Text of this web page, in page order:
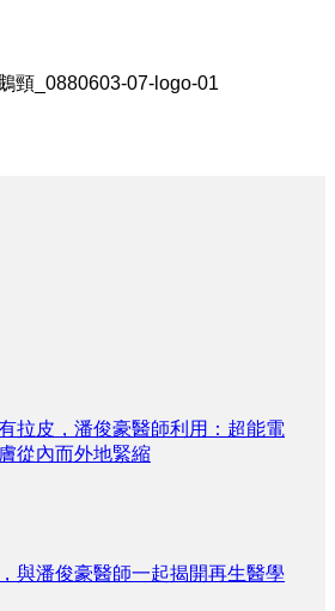
頸_0880603-07-logo-01
拉皮，潘俊豪醫師利用：超能電
從內而外地緊縮
與潘俊豪醫師一起揭開再生醫學